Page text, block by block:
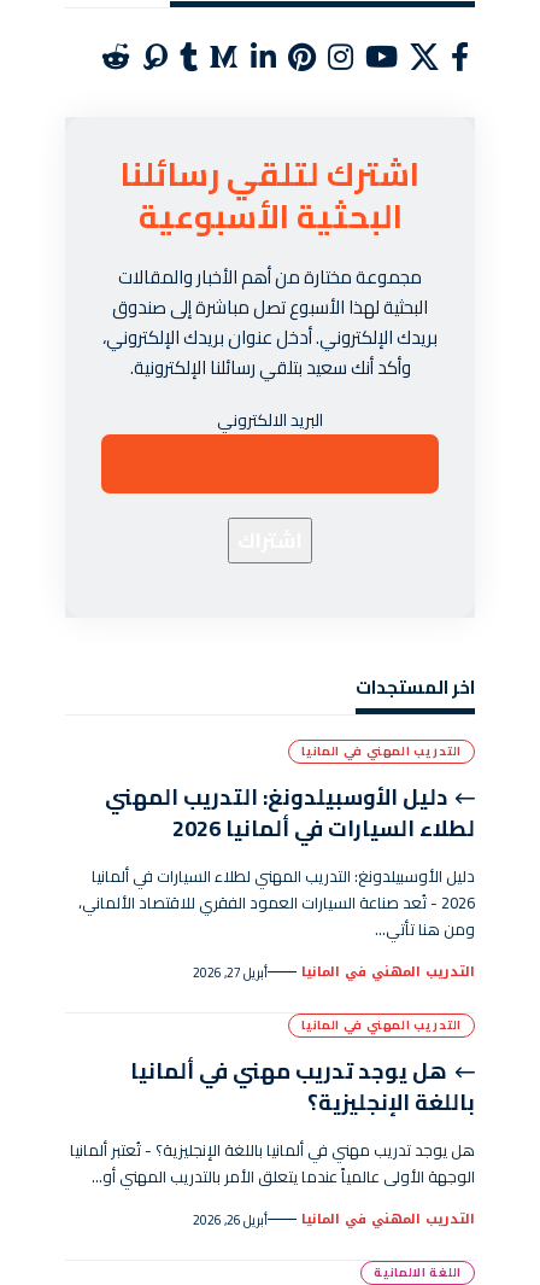
اشترك لتلقي رسائلنا
البحثية الأسبوعية
مجموعة مختارة من أهم الأخبار والمقالات
البحثية لهذا الأسبوع تصل مباشرة إلى صندوق
بريدك الإلكتروني. أدخل عنوان بريدك الإلكتروني،
وأكد أنك سعيد بتلقي رسائلنا الإلكترونية.
البريد الالكتروني
اخر المستجدات
التدريب المهني في المانيا
دليل الأوسبيلدونغ: التدريب المهني
لطلاء السيارات في ألمانيا 2026
دليل الأوسبيلدونغ: التدريب المهني لطلاء السيارات في ألمانيا
2026 - تُعد صناعة السيارات العمود الفقري للاقتصاد الألماني،
ومن هنا تأتي…
التدريب المهني في المانيا أبريل 27, 2026
التدريب المهني في المانيا
هل يوجد تدريب مهني في ألمانيا
باللغة الإنجليزية؟
هل يوجد تدريب مهني في ألمانيا باللغة الإنجليزية؟ - تُعتبر ألمانيا
الوجهة الأولى عالمياً عندما يتعلق الأمر بالتدريب المهني أو…
التدريب المهني في المانيا أبريل 26, 2026
اللغة الالمانية